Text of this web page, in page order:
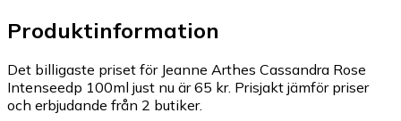
Produktinformation
Det billigaste priset för Jeanne Arthes Cassandra Rose
Intenseedp 100ml just nu är 65 kr. Prisjakt jämför priser
och erbjudande från 2 butiker.